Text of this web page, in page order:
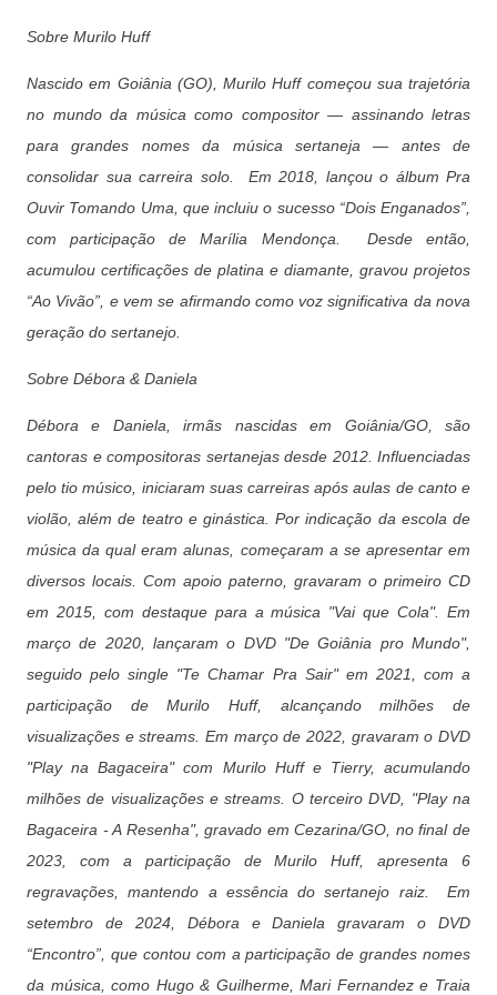
Sobre Murilo Huff
Nascido em Goiânia (GO), Murilo Huff começou sua trajetória
no mundo da música como compositor — assinando letras
para grandes nomes da música sertaneja — antes de
consolidar sua carreira solo. Em 2018, lançou o álbum Pra
Ouvir Tomando Uma, que incluiu o sucesso “Dois Enganados”,
com participação de Marília Mendonça. Desde então,
acumulou certificações de platina e diamante, gravou projetos
“Ao Vivão”, e vem se afirmando como voz significativa da nova
geração do sertanejo.
Sobre Débora & Daniela
Débora e Daniela, irmãs nascidas em Goiânia/GO, são
cantoras e compositoras sertanejas desde 2012. Influenciadas
pelo tio músico, iniciaram suas carreiras após aulas de canto e
violão, além de teatro e ginástica. Por indicação da escola de
música da qual eram alunas, começaram a se apresentar em
diversos locais. Com apoio paterno, gravaram o primeiro CD
em 2015, com destaque para a música "Vai que Cola". Em
março de 2020, lançaram o DVD "De Goiânia pro Mundo",
seguido pelo single "Te Chamar Pra Sair" em 2021, com a
participação de Murilo Huff, alcançando milhões de
visualizações e streams. Em março de 2022, gravaram o DVD
"Play na Bagaceira" com Murilo Huff e Tierry, acumulando
milhões de visualizações e streams. O terceiro DVD, "Play na
Bagaceira - A Resenha", gravado em Cezarina/GO, no final de
2023, com a participação de Murilo Huff, apresenta 6
regravações, mantendo a essência do sertanejo raiz. Em
setembro de 2024, Débora e Daniela gravaram o DVD
“Encontro”, que contou com a participação de grandes nomes
da música, como Hugo & Guilherme, Mari Fernandez e Traia